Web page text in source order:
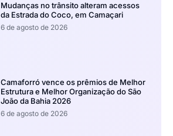
Mudanças no trânsito alteram acessos
da Estrada do Coco, em Camaçari
6 de agosto de 2026
Camaforró vence os prêmios de Melhor
Estrutura e Melhor Organização do São
João da Bahia 2026
6 de agosto de 2026